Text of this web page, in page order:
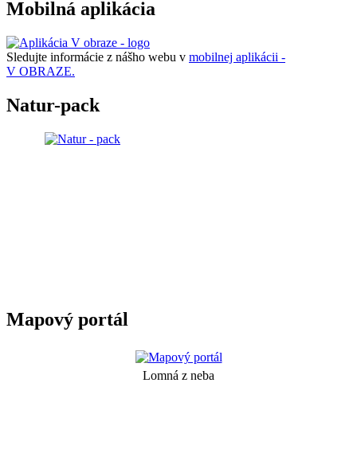
Mobilná aplikácia
Sledujte informácie z nášho webu v mobilnej aplikácii -
V OBRAZE.
Natur-pack
Mapový portál
Lomná z neba